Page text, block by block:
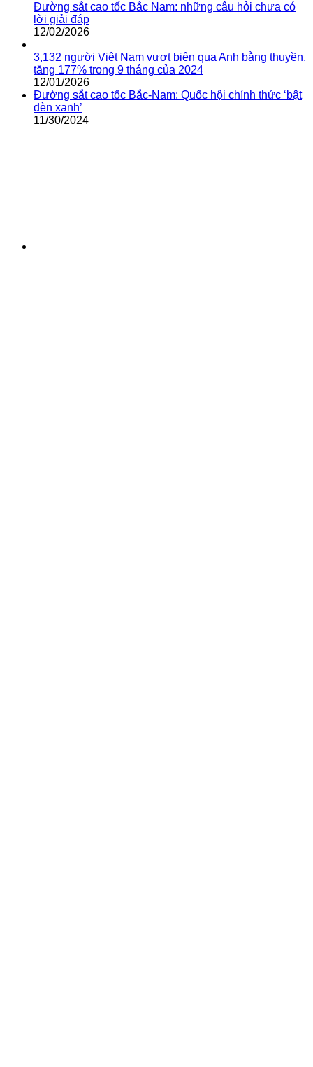
Đường sắt cao tốc Bắc Nam: những câu hỏi chưa có
lời giải đáp
12/02/2026
3,132 người Việt Nam vượt biên qua Anh bằng thuyền,
tăng 177% trong 9 tháng của 2024
12/01/2026
Đường sắt cao tốc Bắc-Nam: Quốc hội chính thức ‘bật
đèn xanh’
11/30/2024